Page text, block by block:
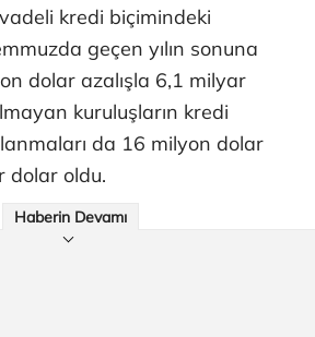
kredi biçimindeki
geçen yılın sonuna
dolar azalışla 6,1 milyar
kuruluşların kredi
da 16 milyon dolar
dolar oldu.
Haberin Devamı